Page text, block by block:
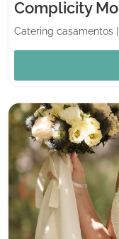
Catering casamentos